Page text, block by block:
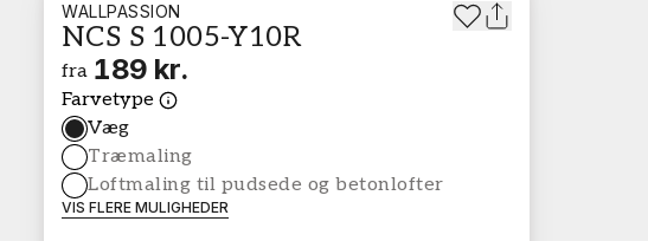
WALLPASSION
NCS S 1005-Y10R
fra 189 kr.
Farvetype
Væg
Træmaling
Loftmaling til pudsede og betonlofter
VIS FLERE MULIGHEDER